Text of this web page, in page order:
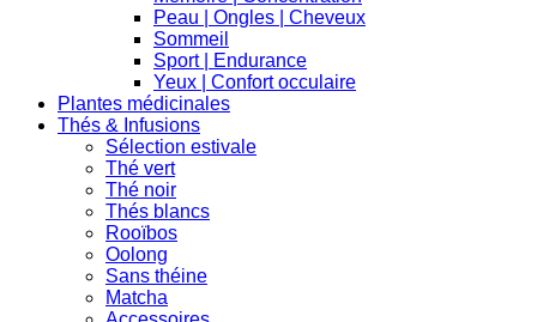
Peau | Ongles | Cheveux
Sommeil
Sport | Endurance
Yeux | Confort occulaire
Plantes médicinales
Thés & Infusions
Sélection estivale
Thé vert
Thé noir
Thés blancs
Rooïbos
Oolong
Sans théine
Matcha